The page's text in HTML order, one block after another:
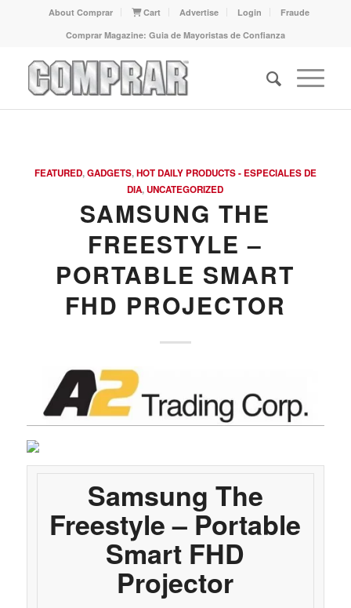
About Comprar Cart Advertise Login
Fraude
Comprar Magazine: Guia de Mayoristas de Confianza
FEATURED,GADGETS,HOT DAILY PRODUCTS - ESPECIALES DE
DIA,UNCATEGORIZED
SAMSUNG THE
FREESTYLE –
PORTABLE SMART
FHD PROJECTOR
Samsung The
Freestyle – Portable
Smart FHD
Projector